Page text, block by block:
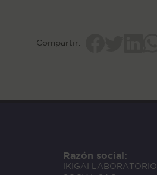
Compartir:
Razón social:
IKIGAI LABORATORIO